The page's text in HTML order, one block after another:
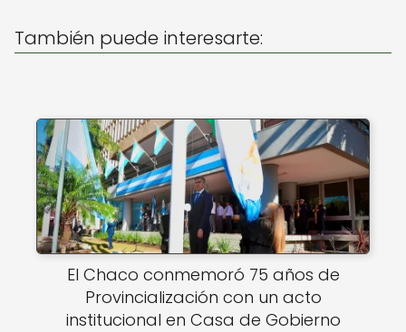
p o
k
También puede interesarte:
El Chaco conmemoró 75 años de
Provincialización con un acto
institucional en Casa de Gobierno